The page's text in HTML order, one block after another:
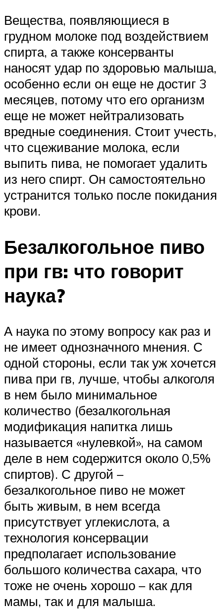
Вещества, появляющиеся в
грудном молоке под воздействием
спирта, а также консерванты
наносят удар по здоровью малыша,
особенно если он еще не достиг 3
месяцев, потому что его организм
еще не может нейтрализовать
вредные соединения. Стоит учесть,
что сцеживание молока, если
выпить пива, не помогает удалить
из него спирт. Он самостоятельно
устранится только после покидания
крови.
Безалкогольное пиво
при гв: что говорит
наука?
А наука по этому вопросу как раз и
не имеет однозначного мнения. С
одной стороны, если так уж хочется
пива при гв, лучше, чтобы алкоголя
в нем было минимальное
количество (безалкогольная
модификация напитка лишь
называется «нулевкой», на самом
деле в нем содержится около 0,5%
спиртов). С другой –
безалкогольное пиво не может
быть живым, в нем всегда
присутствует углекислота, а
технология консервации
предполагает использование
большого количества сахара, что
тоже не очень хорошо – как для
мамы, так и для малыша.